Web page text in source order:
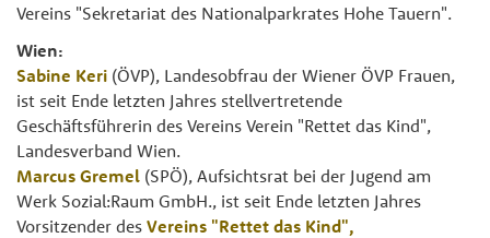
Vereins "Sekretariat des Nationalparkrates Hohe Tauern".
Wien:
Sabine Keri (ÖVP), Landesobfrau der Wiener ÖVP Frauen,
ist seit Ende letzten Jahres stellvertretende
Geschäftsführerin des Vereins Verein "Rettet das Kind",
Landesverband Wien.
Marcus Gremel (SPÖ), Aufsichtsrat bei der Jugend am
Werk Sozial:Raum GmbH., ist seit Ende letzten Jahres
Vorsitzender des Vereins "Rettet das Kind",